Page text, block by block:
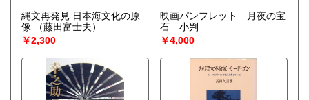
縄文再発見 日本海文化の原
像
（藤田富士夫）
￥2,300
映画パンフレット 月夜の宝
石 小判
￥4,000